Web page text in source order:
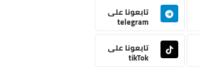
تابعونا على
telegram
تابعونا على
tikTok